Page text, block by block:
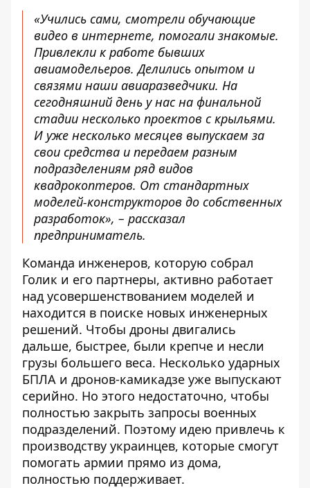
«Учились сами, смотрели обучающие
видео в интернете, помогали знакомые.
Привлекли к работе бывших
авиамодельеров. Делились опытом и
связями наши авиаразведчики. На
сегодняшний день у нас на финальной
стадии несколько проектов с крыльями.
И уже несколько месяцев выпускаем за
свои средства и передаем разным
подразделениям ряд видов
квадрокоптеров. От стандартных
моделей-конструкторов до собственных
разработок», – рассказал
предприниматель.
Команда инженеров, которую собрал
Голик и его партнеры, активно работает
над усовершенствованием моделей и
находится в поиске новых инженерных
решений. Чтобы дроны двигались
дальше, быстрее, были крепче и несли
грузы большего веса. Несколько ударных
БПЛА и дронов-камикадзе уже выпускают
серийно. Но этого недостаточно, чтобы
полностью закрыть запросы военных
подразделений. Поэтому идею привлечь к
производству украинцев, которые смогут
помогать армии прямо из дома,
полностью поддерживает.